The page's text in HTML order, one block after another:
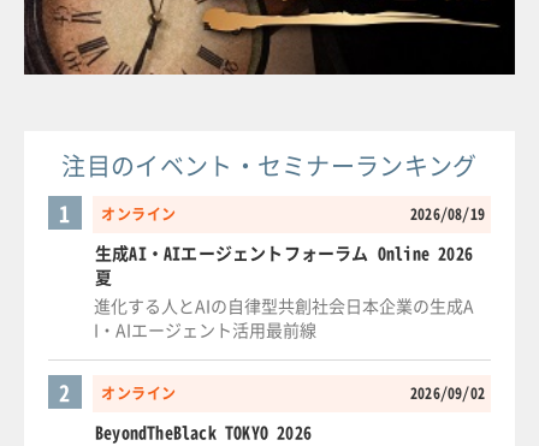
注目のイベント・セミナーランキング
オンライン 2026/08/19
1
生成AI・AIエージェントフォーラム Online 2026
夏
進化する人とAIの自律型共創社会日本企業の生成A
I・AIエージェント活用最前線
オンライン 2026/09/02
2
BeyondTheBlack TOKYO 2026